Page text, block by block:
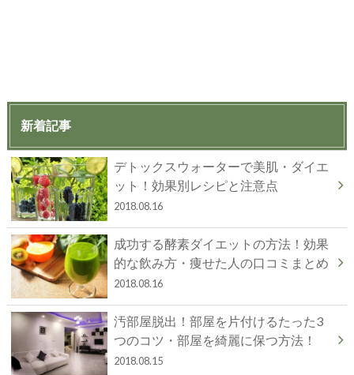
新着記事
デトックスウォーターで美肌・ダイエ
ット！効果別レシピと注意点
2018.08.16
成功する酵素ダイエットの方法！効果
的な飲み方・痩せた人の口コミまとめ
2018.08.16
汚部屋脱出！部屋を片付けるたった3
つのコツ・部屋を綺麗に保つ方法！
2018.08.15